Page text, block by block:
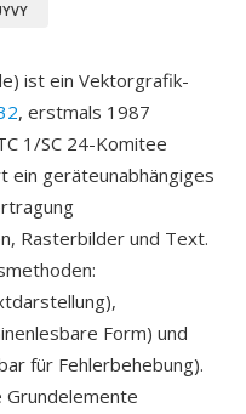
ist ein Vektorgrafik-
, erstmals 1987
1/SC 24-Komitee
ein geräteunabhängiges
Rasterbilder und Text.
Form) und
für Fehlerbehebung).